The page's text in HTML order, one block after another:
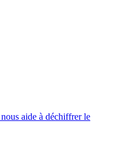
aide à déchiffrer le